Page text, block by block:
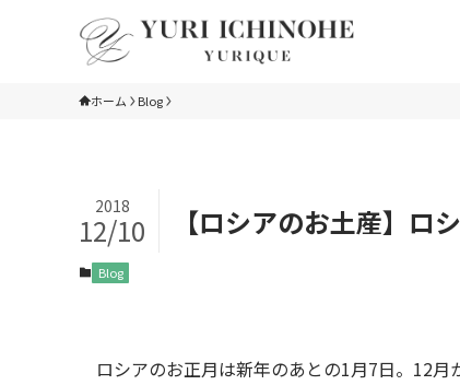
ホーム Blog
【ロシアのお土産】ロ
2018
12/10
Blog
ロシアのお正月は新年のあとの1月7日。12